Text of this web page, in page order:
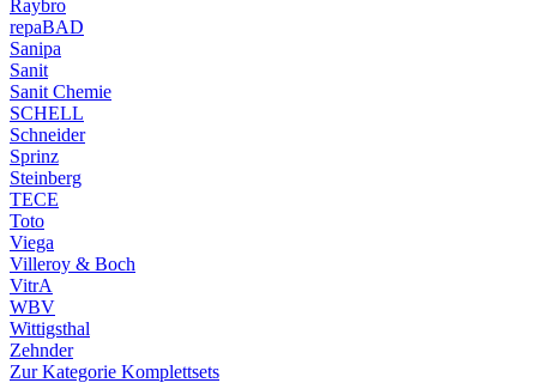
Raybro
repaBAD
Sanipa
Sanit
Sanit Chemie
SCHELL
Schneider
Sprinz
Steinberg
TECE
Toto
Viega
Villeroy & Boch
VitrA
WBV
Wittigsthal
Zehnder
Zur Kategorie Komplettsets